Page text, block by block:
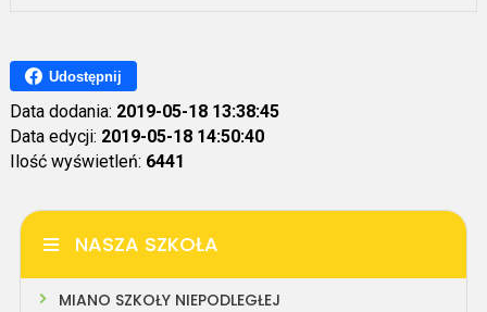
Udostępnij
Data dodania: 2019-05-18 13:38:45
Data edycji: 2019-05-18 14:50:40
Ilość wyświetleń: 6441
NASZA SZKOŁA
MIANO SZKOŁY NIEPODLEGŁEJ